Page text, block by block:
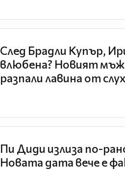
След Брадли Купър,
влюбена? Новият мъж
разпали лавина от
Пи Диди излиза по-
Новата дата вече е